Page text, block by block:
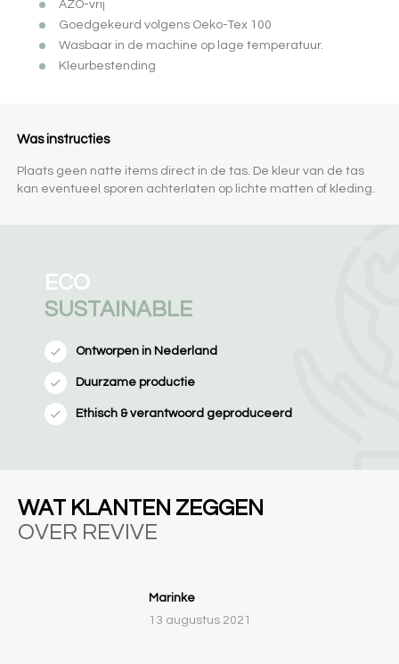
AZO-vrij
Goedgekeurd volgens Oeko-Tex 100
Wasbaar in de machine op lage temperatuur.
Kleurbestending
Was instructies
Plaats geen natte items direct in de tas. De kleur van de tas
kan eventueel sporen achterlaten op lichte matten of kleding.
ECO
SUSTAINABLE
Ontworpen in Nederland
Duurzame productie
Ethisch & verantwoord geproduceerd
WAT KLANTEN ZEGGEN
OVER REVIVE
Marinke
13 augustus 2021